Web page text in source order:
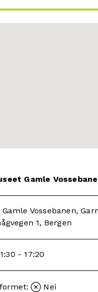
Gamle
Vossebanen,
1, Bergen
- 17:20
Nei